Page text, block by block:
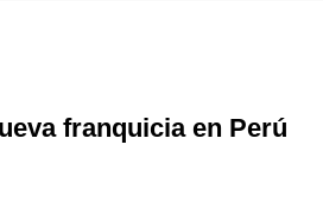
franquicia en Perú